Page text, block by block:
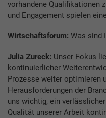
vorhandene Qualifikationen
und Engagement spielen
Wirtschaftsforum: Was sind
Julia Zureck: Unser Fokus
kontinuierlicher
Prozesse weiter optimieren
Herausforderungen der
uns wichtig, ein
Qualität unserer Arbeit